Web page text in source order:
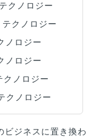
クノロジー
クノロジー
ノロジー
ノロジー
クノロジー
クノロジー
ビジネスに置き換わ